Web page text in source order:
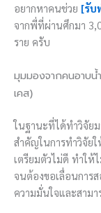
อยากหาคนช่วย [รับ
จากพี่ที่ผ่านศึกมา
ราย ครับ
มุมมองจากคนอาบ
เคส)
ในฐานะที่ได้ทำวิจัย
สำคัญในการทำวิจัย
เตรียมตัวไม่ดี ทำให้
จนต้องขอเลื่อนการ
ความมั่นใจและสาม